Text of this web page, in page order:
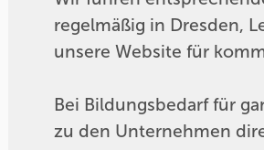
regelmäßig in Dresden,
unsere Website für
Bei Bildungsbedarf für
zu den Unternehmen